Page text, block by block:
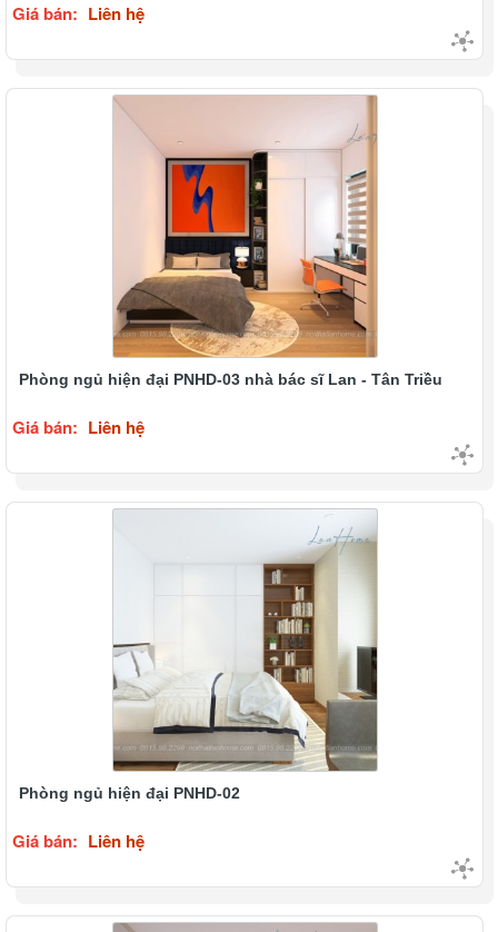
Giá bán: Liên hệ
Phòng ngủ hiện đại PNHD-03 nhà bác sĩ Lan - Tân Triều
Giá bán: Liên hệ
Phòng ngủ hiện đại PNHD-02
Giá bán: Liên hệ